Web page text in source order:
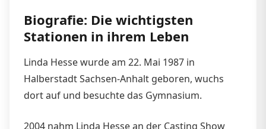
Biografie: Die wichtigsten
Stationen in ihrem Leben
Linda Hesse wurde am 22. Mai 1987 in
Halberstadt Sachsen-Anhalt geboren, wuchs
dort auf und besuchte das Gymnasium.
2004 nahm Linda Hesse an der Casting Show